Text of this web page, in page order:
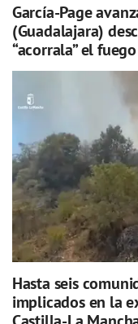
García-Page
(Guadalajara)
“acorrala” el
Hasta seis
implicados en la